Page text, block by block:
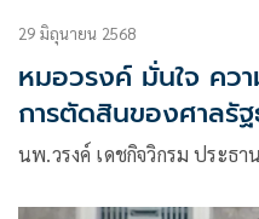
29 มิถุนายน 2568
หมอวรงค์ มั่นใจ คว
การตัดสินของศาลรั
นพ.วรงค์ เดชกิจวิกรม ประธ